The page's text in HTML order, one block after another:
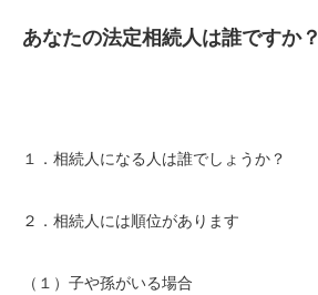
あなたの法定相続人は誰ですか？
１．相続人になる人は誰でしょうか？
２．相続人には順位があります
（１）子や孫がいる場合